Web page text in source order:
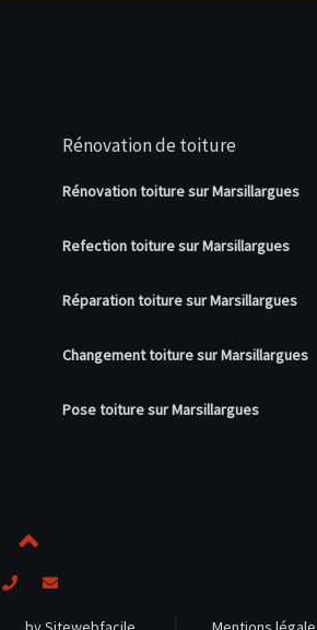
Rénovation de toiture
Rénovation toiture sur Marsillargues
Refection toiture sur Marsillargues
Réparation toiture sur Marsillargues
Changement toiture sur Marsillargues
Pose toiture sur Marsillargues